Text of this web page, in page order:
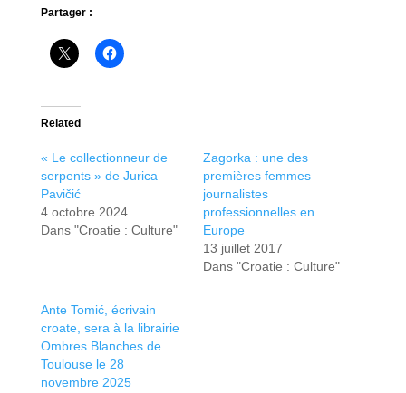
Partager :
Related
« Le collectionneur de
serpents » de Jurica
Pavičić
4 octobre 2024
Dans "Croatie : Culture"
Zagorka : une des
premières femmes
journalistes
professionnelles en
Europe
13 juillet 2017
Dans "Croatie : Culture"
Ante Tomić, écrivain
croate, sera à la librairie
Ombres Blanches de
Toulouse le 28
novembre 2025